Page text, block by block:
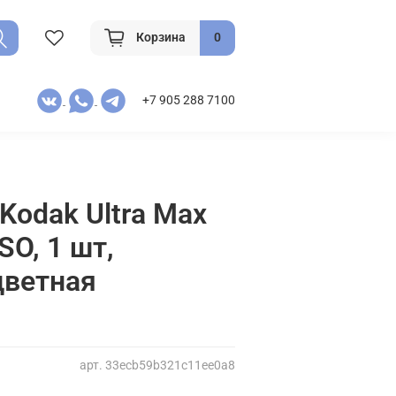
Корзина 0
+7 905 288 7100
арт. 33ecb59b321c11ee0a8
Ultra Max
1 шт,